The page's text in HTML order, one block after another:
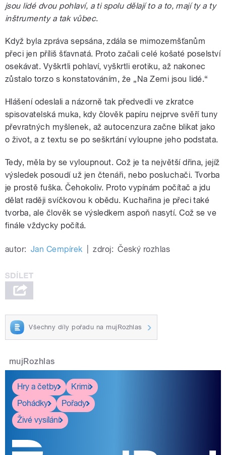
jsou lidé dvou pohlaví, a ti spolu dělají to a to, mají ty a ty
inštrumenty a tak vůbec.
Když byla zpráva sepsána, zdála se mimozemšťanům
přeci jen příliš šťavnatá. Proto začali celé košaté poselství
osekávat. Vyškrtli pohlaví, vyškrtli erotiku, až nakonec
zůstalo torzo s konstatováním, že „Na Zemi jsou lidé.“
Hlášení odeslali a názorně tak předvedli ve zkratce
spisovatelská muka, kdy člověk papíru nejprve svěří tuny
převratných myšlenek, až autocenzura začne blikat jako
o život, a z textu se po seškrtání vyloupne jeho podstata.
Tedy, měla by se vyloupnout. Což je ta největší dřina, jejíž
výsledek posoudí už jen čtenáři, nebo posluchači. Tvorba
je prostě fuška. Čehokoliv. Proto vypínám počítač a jdu
dělat raději svíčkovou k obědu. Kuchařina je přeci také
tvorba, ale člověk se výsledkem aspoň nasytí. Což se ve
finále vždycky počítá.
autor: Jan Cempírek zdroj: Český rozhlas
Všechny díly pořadu na mujRozhlas
mujRozhlas
Hry a četby
Krimi
Pohádky
Pořady
Živé vysílání